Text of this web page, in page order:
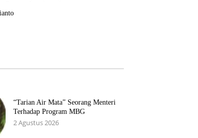
“Tarian Air Mata” Seorang Menteri
Terhadap Program MBG
2 Agustus 2026